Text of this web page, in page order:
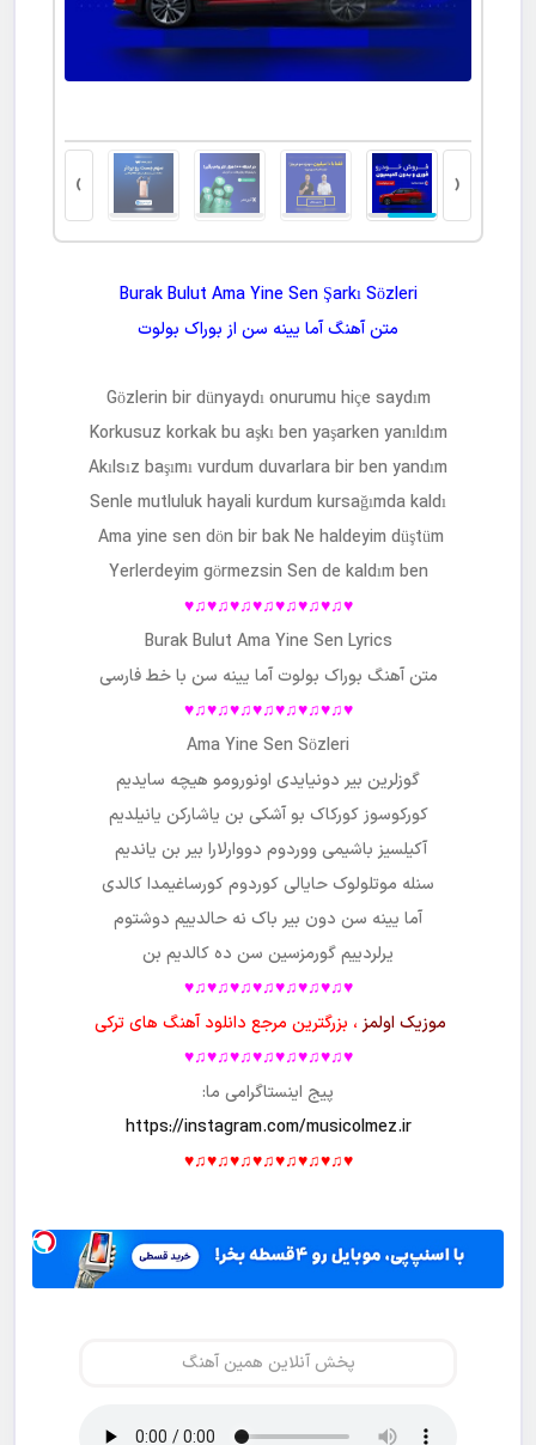
‹
›
Burak Bulut Ama Yine Sen Şarkı Sözleri
متن آهنگآما یینه سن از بوراک بولوت
Gözlerin bir dünyaydı onurumu hiçe saydım
Korkusuz korkak bu aşkı ben yaşarken yanıldım
Akılsız başımı vurdum duvarlara bir ben yandım
Senle mutluluk hayali kurdum kursağımda kaldı
Ama yine sen dön bir bak Ne haldeyim düştüm
Yerlerdeyim görmezsin Sen de kaldım ben
♥♫♥♫♥♫♥♫♥♫♥♫♥♫♥
Burak Bulut Ama Yine Sen Lyrics
متن آهنگ بوراک بولوت آما یینه سن با خط فارسی
♥♫♥♫♥♫♥♫♥♫♥♫♥♫♥
Ama Yine Sen Sözleri
گوزلرین بیر دونیایدی اونورومو هیچه سایدیم
کورکوسوز کورکاک بو آشکی بن یاشارکن یانیلدیم
آکیلسیز باشیمی ووردوم دووارلارا بیر بن یاندیم
سنله موتلولوک حایالی کوردوم کورساغیمدا کالدی
آما یینه سن دون بیر باک نه حالدییم دوشتوم
یرلردییم گورمزسین سن ده کالدیم بن
♥♫♥♫♥♫♥♫♥♫♥♫♥♫♥
موزیک اولمز ، بزرگترین مرجع دانلود آهنگ های ترکی
♥♫♥♫♥♫♥♫♥♫♥♫♥♫♥
پیج اینستاگرامی ما:
https://instagram.com/musicolmez.ir
♥♫♥♫♥♫♥♫♥♫♥♫♥♫♥
پخش آنلاین همین آهنگ